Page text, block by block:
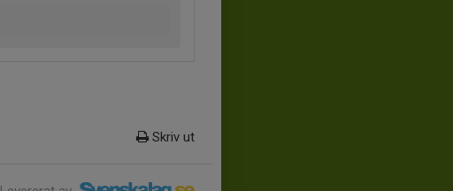
Skriv ut